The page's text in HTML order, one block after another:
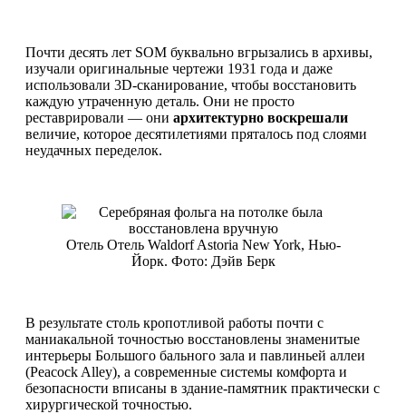
Почти десять лет SOM буквально вгрызались в архивы,
изучали оригинальные чертежи 1931 года и даже
использовали 3D-сканирование, чтобы восстановить
каждую утраченную деталь. Они не просто
реставрировали — они архитектурно воскрешали
величие, которое десятилетиями пряталось под слоями
неудачных переделок.
Отель Отель Waldorf Astoria New York, Нью-
Йорк. Фото: Дэйв Берк
В результате столь кропотливой работы почти с
маниакальной точностью восстановлены знаменитые
интерьеры Большого бального зала и павлиньей аллеи
(Peacock Alley), а современные системы комфорта и
безопасности вписаны в здание-памятник практически с
хирургической точностью.